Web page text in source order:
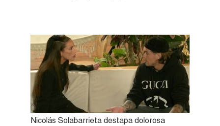
Nicolás Solabarrieta destapa dolorosa